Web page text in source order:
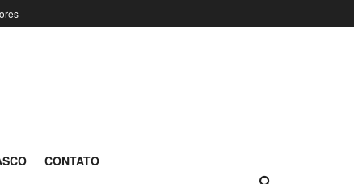
CONTATO